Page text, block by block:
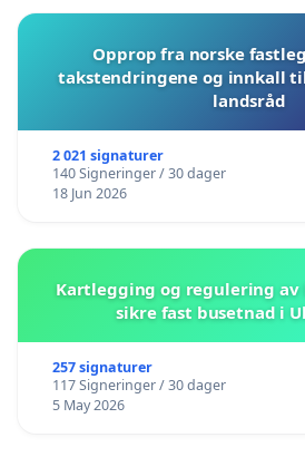
Opprop fra norske
takstendringene og innkall
landsråd
2 021 signaturer
140 Signeringer / 30 dager
18 Jun 2026
Kartlegging og regulering av
sikre fast busetnad i
257 signaturer
117 Signeringer / 30 dager
5 May 2026